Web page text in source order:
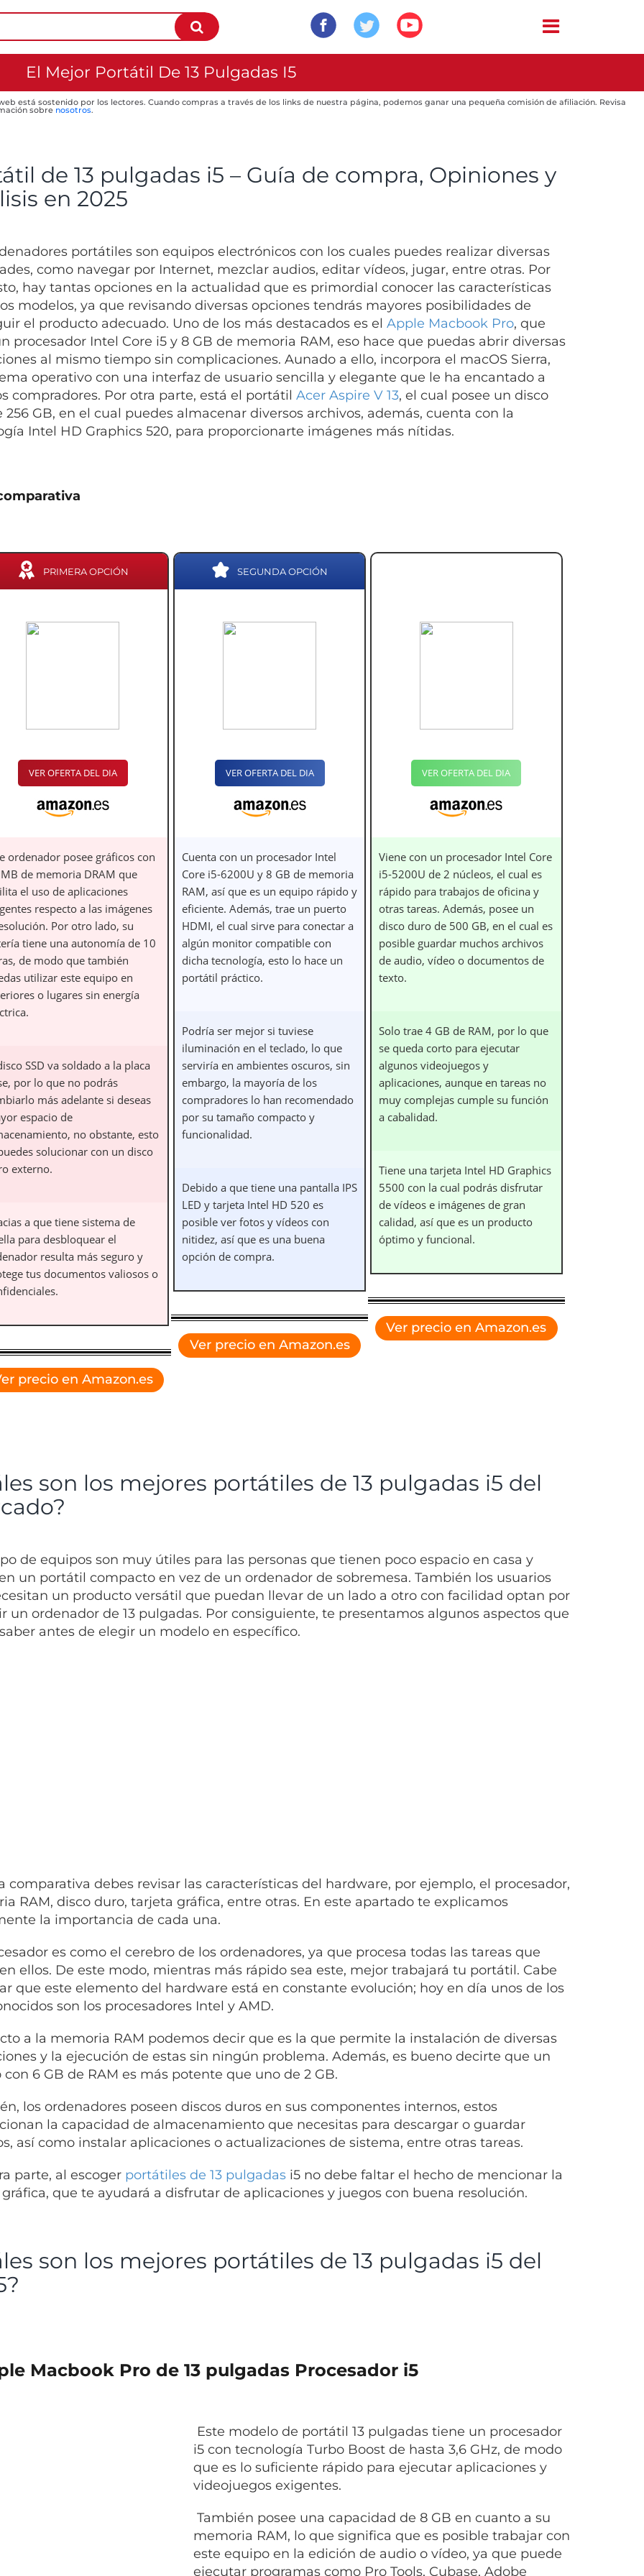
El Mejor Portátil De 13 Pulgadas I5
está sostenido por los lectores. Cuando compras a través de los links de nuestra página, podemos ganar una pequeña comisión de afiliación. Revisa
sobre nosotros.
de 13 pulgadas i5 – Guía de compra, Opiniones y
en 2025
portátiles son equipos electrónicos con los cuales puedes realizar diversas
como navegar por Internet, mezclar audios, editar vídeos, jugar, entre otras. Por
hay tantas opciones en la actualidad que es primordial conocer las características
modelos, ya que revisando diversas opciones tendrás mayores posibilidades de
el producto adecuado. Uno de los más destacados es el Apple Macbook Pro, que
procesador Intel Core i5 y 8 GB de memoria RAM, eso hace que puedas abrir diversas
al mismo tiempo sin complicaciones. Aunado a ello, incorpora el macOS Sierra,
operativo con una interfaz de usuario sencilla y elegante que le ha encantado a
compradores. Por otra parte, está el portátil Acer Aspire V 13, el cual posee un disco
256 GB, en el cual puedes almacenar diversos archivos, además, cuenta con la
Intel HD Graphics 520, para proporcionarte imágenes más nítidas.
PRIMERA OPCIÓN
VER OFERTA DEL DIA
ordenador posee gráficos con
de memoria DRAM que
el uso de aplicaciones
respecto a las imágenes
Por otro lado, su
tiene una autonomía de 10
de modo que también
utilizar este equipo en
o lugares sin energía
SSD va soldado a la placa
por lo que no podrás
más adelante si deseas
espacio de
no obstante, esto
solucionar con un disco
externo.
a que tiene sistema de
para desbloquear el
resulta más seguro y
tus documentos valiosos o
precio en Amazon.es
SEGUNDA OPCIÓN
VER OFERTA DEL DIA
Cuenta con un procesador Intel
Core i5-6200U y 8 GB de memoria
RAM, así que es un equipo rápido y
eficiente. Además, trae un puerto
HDMI, el cual sirve para conectar a
algún monitor compatible con
dicha tecnología, esto lo hace un
portátil práctico.
Podría ser mejor si tuviese
iluminación en el teclado, lo que
serviría en ambientes oscuros, sin
embargo, la mayoría de los
compradores lo han recomendado
por su tamaño compacto y
funcionalidad.
Debido a que tiene una pantalla IPS
LED y tarjeta Intel HD 520 es
posible ver fotos y vídeos con
nitidez, así que es una buena
opción de compra.
Ver precio en Amazon.es
VER OFERTA DEL DIA
Viene con un procesador Intel Core
i5-5200U de 2 núcleos, el cual es
rápido para trabajos de oficina y
otras tareas. Además, posee un
disco duro de 500 GB, en el cual es
posible guardar muchos archivos
de audio, vídeo o documentos de
texto.
Solo trae 4 GB de RAM, por lo que
se queda corto para ejecutar
algunos videojuegos y
aplicaciones, aunque en tareas no
muy complejas cumple su función
a cabalidad.
Tiene una tarjeta Intel HD Graphics
5500 con la cual podrás disfrutar
de vídeos e imágenes de gran
calidad, así que es un producto
óptimo y funcional.
Ver precio en Amazon.es
son los mejores portátiles de 13 pulgadas i5 del
de equipos son muy útiles para las personas que tienen poco espacio en casa y
un portátil compacto en vez de un ordenador de sobremesa. También los usuarios
un producto versátil que puedan llevar de un lado a otro con facilidad optan por
un ordenador de 13 pulgadas. Por consiguiente, te presentamos algunos aspectos que
antes de elegir un modelo en específico.
comparativa debes revisar las características del hardware, por ejemplo, el procesador,
RAM, disco duro, tarjeta gráfica, entre otras. En este apartado te explicamos
la importancia de cada una.
es como el cerebro de los ordenadores, ya que procesa todas las tareas que
ellos. De este modo, mientras más rápido sea este, mejor trabajará tu portátil. Cabe
que este elemento del hardware está en constante evolución; hoy en día unos de los
son los procesadores Intel y AMD.
a la memoria RAM podemos decir que es la que permite la instalación de diversas
y la ejecución de estas sin ningún problema. Además, es bueno decirte que un
6 GB de RAM es más potente que uno de 2 GB.
los ordenadores poseen discos duros en sus componentes internos, estos
la capacidad de almacenamiento que necesitas para descargar o guardar
así como instalar aplicaciones o actualizaciones de sistema, entre otras tareas.
parte, al escogerportátiles de 13 pulgadasi5 no debe faltar el hecho de mencionar la
que te ayudará a disfrutar de aplicaciones y juegos con buena resolución.
son los mejores portátiles de 13 pulgadas i5 del
Macbook Pro de 13 pulgadas Procesador i5
Este modelo de portátil 13 pulgadas tiene un procesador
i5 con tecnología Turbo Boost de hasta 3,6 GHz, de modo
que es lo suficiente rápido para ejecutar aplicaciones y
videojuegos exigentes.
También posee una capacidad de 8 GB en cuanto a su
memoria RAM, lo que significa que es posible trabajar con
este equipo en la edición de audio o vídeo, ya que puede
ejecutar programas como Pro Tools, Cubase, Adobe